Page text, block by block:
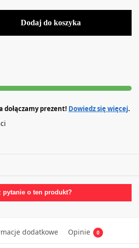
Dodaj do koszyka
dołączamy prezent! Dowiedz się więcej.
pytanie o ten produkt?
dodatkowe Opinie 0